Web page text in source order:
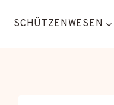
SCHÜTZENWESEN